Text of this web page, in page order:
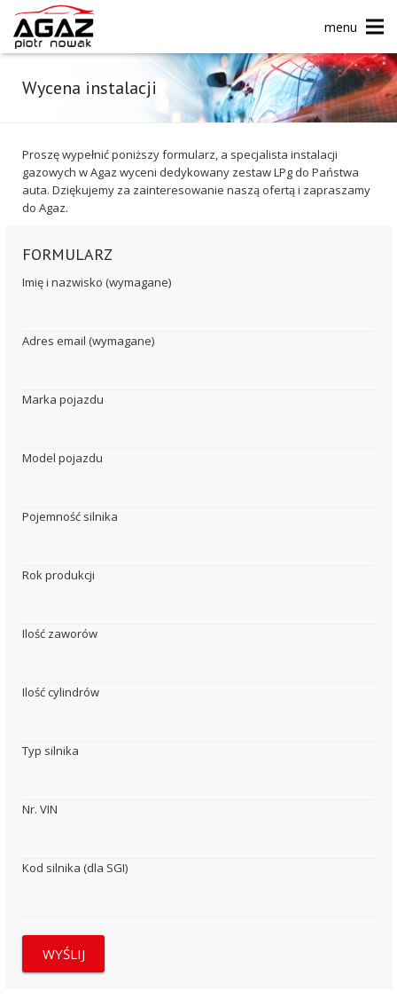
menu
Wycena instalacji
Proszę wypełnić poniższy formularz, a specjalista instalacji
gazowych w Agaz wyceni dedykowany zestaw LPg do Państwa
auta. Dziękujemy za zainteresowanie naszą ofertą i zapraszamy
do Agaz.
FORMULARZ
Imię i nazwisko (wymagane)
Adres email (wymagane)
Marka pojazdu
Model pojazdu
Pojemność silnika
Rok produkcji
Ilość zaworów
Ilość cylindrów
Typ silnika
Nr. VIN
Kod silnika (dla SGI)